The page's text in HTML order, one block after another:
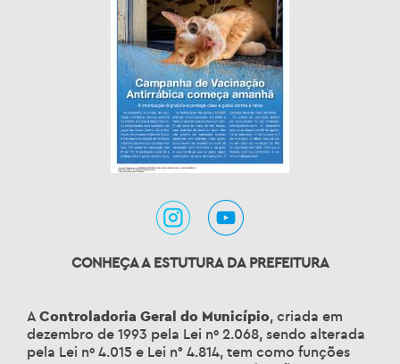
CONHEÇA A ESTUTURA DA PREFEITURA
A Controladoria Geral do Município, criada em
dezembro de 1993 pela Lei nº 2.068, sendo alterada
pela Lei nº 4.015 e Lei n° 4.814, tem como funções